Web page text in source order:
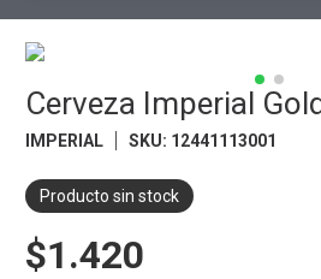
Cerveza Imperial
IMPERIAL SKU: 12441113001
Producto sin stock
$1.420
Cerveza
Yerba
Fideos